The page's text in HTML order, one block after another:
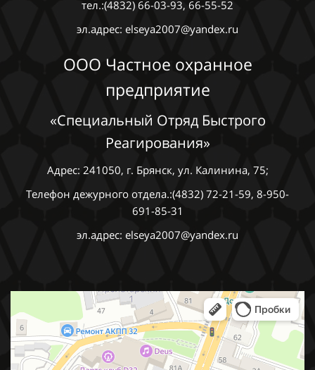
тел.:(4832) 66-03-93, 66-55-52
эл.адрес: elseya2007@yandex.ru
ООО Частное охранное
предприятие
«Специальный Отряд Быстрого
Реагирования»
Адрес: 241050, г. Брянск, ул. Калинина, 75;
Телефон дежурного отдела.:(4832) 72-21-59, 8-950-
691-85-31
эл.адрес: elseya2007@yandex.ru